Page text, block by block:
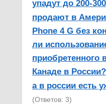
упадут до 200-
продают в
Phone 4 G без
ли
приобретенного
Канаде в России?
а в россии есть
(Ответов: 3)